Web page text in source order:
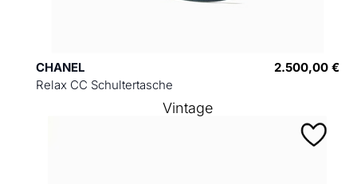
CHANEL
Relax CC Schultertasche
2.500,00 €
Vintage